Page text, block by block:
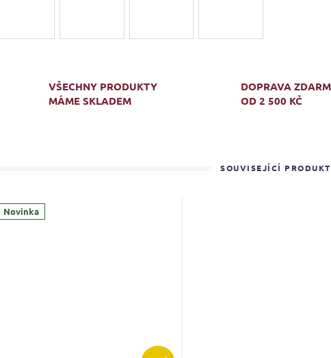
VŠECHNY PRODUKTY
MÁME SKLADEM
DOPRAVA
OD 2 500 KČ
SOUVISEJÍCÍ
Novinka